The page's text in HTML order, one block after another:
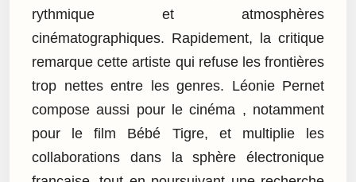
rythmique et atmosphères
cinématographiques. Rapidement, la critique
remarque cette artiste qui refuse les frontières
trop nettes entre les genres. Léonie Pernet
compose aussi pour le cinéma , notamment
pour le film Bébé Tigre, et multiplie les
collaborations dans la sphère électronique